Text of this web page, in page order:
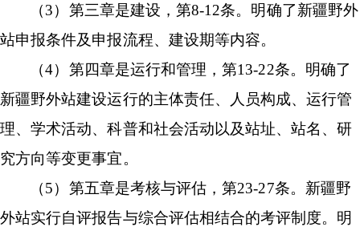
（3）第三章是建设，第8-12条。明确了新疆野外
站申报条件及申报流程、建设期等内容。
（4）第四章是运行和管理，第1 3-22条。明确了
新疆野外站建设运行的主体责任、人员构成、运行管
理、学术活动、科普和社会活动以及站址、站名、研
究方向等变更事宜。
（5）第五章是考核与评估，第23-27条。新疆野
外站实行自评报告与综合评估相结合的考评制度。明